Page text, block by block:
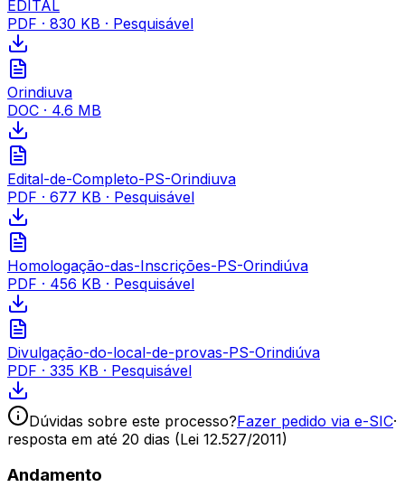
EDITAL
PDF · 830 KB · Pesquisável
Orindiuva
DOC · 4.6 MB
Edital-de-Completo-PS-Orindiuva
PDF · 677 KB · Pesquisável
Homologação-das-Inscrições-PS-Orindiúva
PDF · 456 KB · Pesquisável
Divulgação-do-local-de-provas-PS-Orindiúva
PDF · 335 KB · Pesquisável
Dúvidas sobre este processo?Fazer pedido via e-SIC·
resposta em até 20 dias (Lei 12.527/2011)
Andamento